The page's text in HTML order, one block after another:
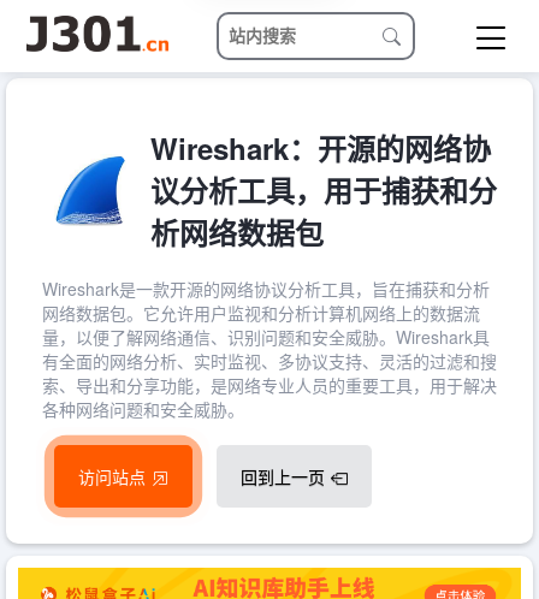
Wireshark：开源的网络协
议分析工具，用于捕获和分
析网络数据包
Wireshark是一款开源的网络协议分析工具，旨在捕获和分析
网络数据包。它允许用户监视和分析计算机网络上的数据流
量，以便了解网络通信、识别问题和安全威胁。Wireshark具
有全面的网络分析、实时监视、多协议支持、灵活的过滤和搜
索、导出和分享功能，是网络专业人员的重要工具，用于解决
各种网络问题和安全威胁。
访问站点 回到上一页